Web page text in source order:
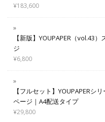
¥183,600
【新版】YOUPAPER（vol.43
ジ
¥6,800
【フルセット】YOUPAPERシ
ページ｜A4配送タイプ
¥29,800